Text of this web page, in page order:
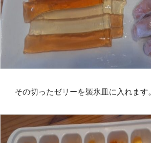
その切ったゼリーを製氷皿に入れます。